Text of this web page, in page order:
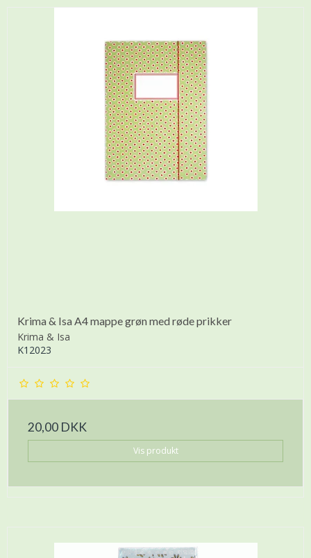
Krima & Isa A4 mappe grøn med røde prikker
Krima & Isa
K12023
20,00 DKK
Vis produkt